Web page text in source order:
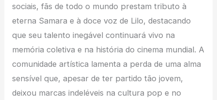
sociais, fãs de todo o mundo prestam tributo à
eterna Samara e à doce voz de Lilo, destacando
que seu talento inegável continuará vivo na
memória coletiva e na história do cinema mundial. A
comunidade artística lamenta a perda de uma alma
sensível que, apesar de ter partido tão jovem,
deixou marcas indeléveis na cultura pop e no